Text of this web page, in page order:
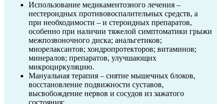
Использование медикаментозного лечения –
нестероидных противовоспалительных средств, а
при необходимости – и стероидных препаратов,
особенно при наличии тяжелой симптоматики грыжи
межпозвоночного диска; анальгетиков;
миорелаксантов; хондропротекторов; витаминов;
минералов; препаратов, улучшающих
микроциркуляцию.
Мануальная терапия – снятие мышечных блоков,
восстановление подвижности суставов,
высвобождение нервов и сосудов из зажатого